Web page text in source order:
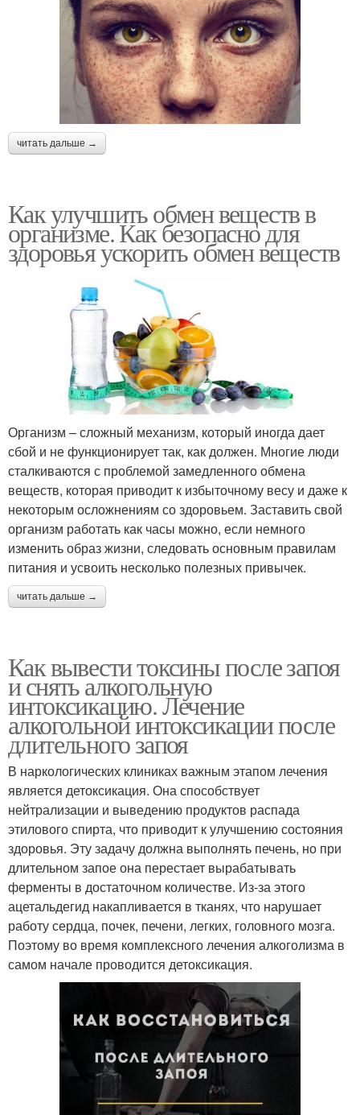
читать дальше →
Как улучшить обмен веществ в
организме. Как безопасно для
здоровья ускорить обмен веществ
Организм – сложный механизм, который иногда дает
сбой и не функционирует так, как должен. Многие люди
сталкиваются с проблемой замедленного обмена
веществ, которая приводит к избыточному весу и даже к
некоторым осложнениям со здоровьем. Заставить свой
организм работать как часы можно, если немного
изменить образ жизни, следовать основным правилам
питания и усвоить несколько полезных привычек.
читать дальше →
Как вывести токсины после запоя
и снять алкогольную
интоксикацию. Лечение
алкогольной интоксикации после
длительного запоя
В наркологических клиниках важным этапом лечения
является детоксикация. Она способствует
нейтрализации и выведению продуктов распада
этилового спирта, что приводит к улучшению состояния
здоровья. Эту задачу должна выполнять печень, но при
длительном запое она перестает вырабатывать
ферменты в достаточном количестве. Из-за этого
ацетальдегид накапливается в тканях, что нарушает
работу сердца, почек, печени, легких, головного мозга.
Поэтому во время комплексного лечения алкоголизма в
самом начале проводится детоксикация.